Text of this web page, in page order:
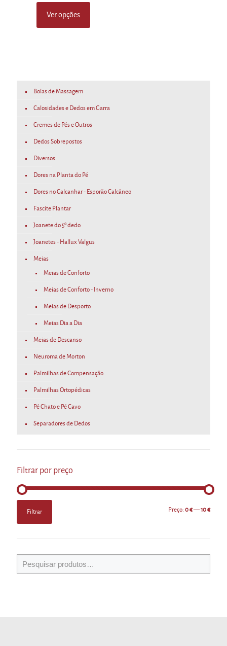
Ver opções
product
chosen
the
page
Bolas de Massagem
Calosidades e Dedos em Garra
Cremes de Pés e Outros
Dedos Sobrepostos
Diversos
Dores na Planta do Pé
Dores no Calcanhar - Esporão Calcâneo
Fascite Plantar
Joanete do 5º dedo
Joanetes - Hallux Valgus
Meias
Meias de Conforto
Meias de Conforto - Inverno
Meias de Desporto
Meias Dia a Dia
Meias de Descanso
Neuroma de Morton
Palmilhas de Compensação
Palmilhas Ortopédicas
Pé Chato e Pé Cavo
Separadores de Dedos
Filtrar por preço
mínimo
máximo
Filtrar Preço: 0 €—10 €